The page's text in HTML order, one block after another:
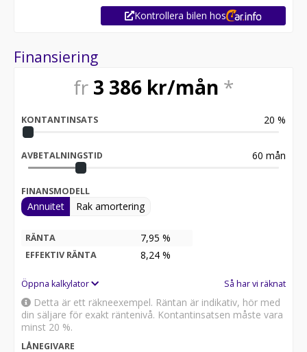
Kontrollera bilen hos
Finansiering
fr 3 386 kr/mån *
KONTANTINSATS 20 %
AVBETALNINGSTID 60 mån
FINANSMODELL
Annuitet Rak amortering
RÄNTA 7,95 %
EFFEKTIV RÄNTA 8,24 %
Öppna kalkylator Så har vi räknat
Detta är ett räkneexempel. Räntan är indikativ, hör med
din säljare för exakt räntenivå. Kontantinsatsen måste vara
minst 20 %.
LÅNEGIVARE